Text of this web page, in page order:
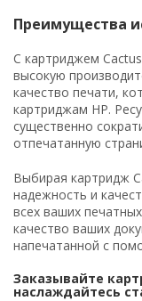
Преимущества
С картриджем
высокую
качество печати,
картриджам HP.
существенно
отпечатанную
Выбирая картридж
надежность и
всех ваших
качество ваших
напечатанной с
Заказывайте
наслаждайтесь